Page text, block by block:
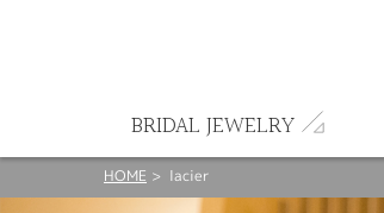
BRIDAL JEWELRY
HOME lacier